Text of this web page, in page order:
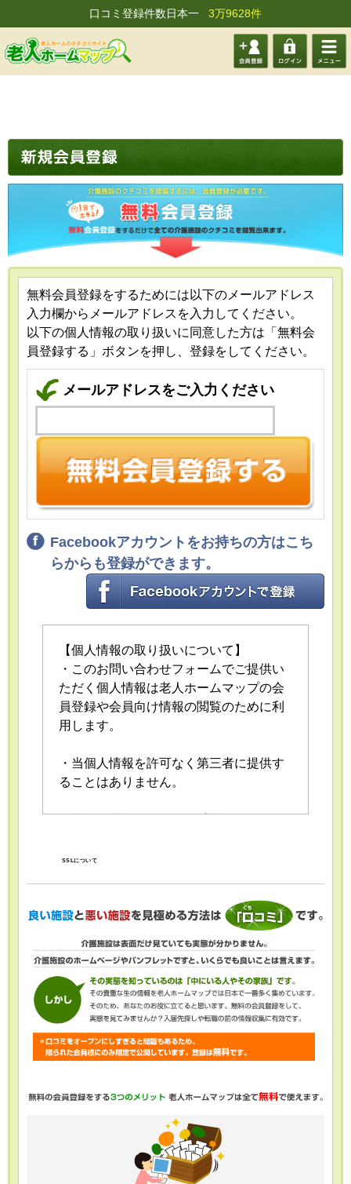
口コミ登録件数日本一 3万9628件
会員登 ログイ メニュ
無料会員登録をするためには以下のメールアドレス
入力欄からメールアドレスを入力してください。
以下の個人情報の取り扱いに同意した方は「無料会
員登録する」ボタンを押し、登録をしてください。
メールアドレスをご入力ください
Facebookアカウントをお持ちの方はこち
らからも登録ができます。
【個人情報の取り扱いについて】
・このお問い合わせフォームでご提供い
ただく個人情報は老人ホームマップの会
員登録や会員向け情報の閲覧のために利
用します。
・当個人情報を許可なく第三者に提供す
ることはありません。
おける個人情報の安全管理が図られるよ
・当個人情報の利用目的の通知、開示、
内容の訂正・追加または削除、利用の停
止・消去および第三者への提供の停止
（「開示等」といいます。）を受け付け
ております。開示等の求めは、以下の
「個人情報苦情及び相談窓口」で受け付
けます。
最適なご回答ができない場合がありま
・当ホームページではご利用状況の統計
調査のためクッキー等を用いております
SSLについて